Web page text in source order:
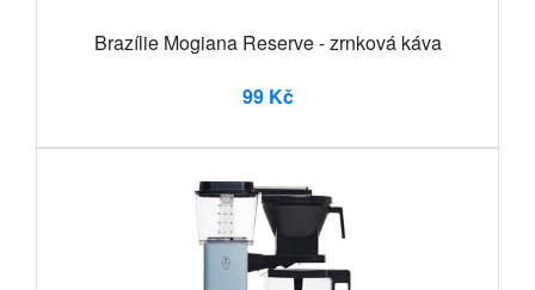
Brazílie Mogiana Reserve - zrnková káva
99 Kč